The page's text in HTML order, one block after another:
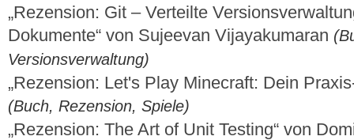
„Rezension: Git – Verteilte
Dokumente“ von Sujeevan Vijayakumaran
Versionsverwaltung)
„Rezension: Let's Play Minecraft: Dein
(Buch, Rezension, Spiele)
„Rezension: The Art of Unit Testing“ von